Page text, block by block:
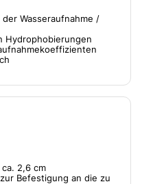
Wasseraufnahme /
Hydrophobierungen
2,6 cm
Befestigung an die zu